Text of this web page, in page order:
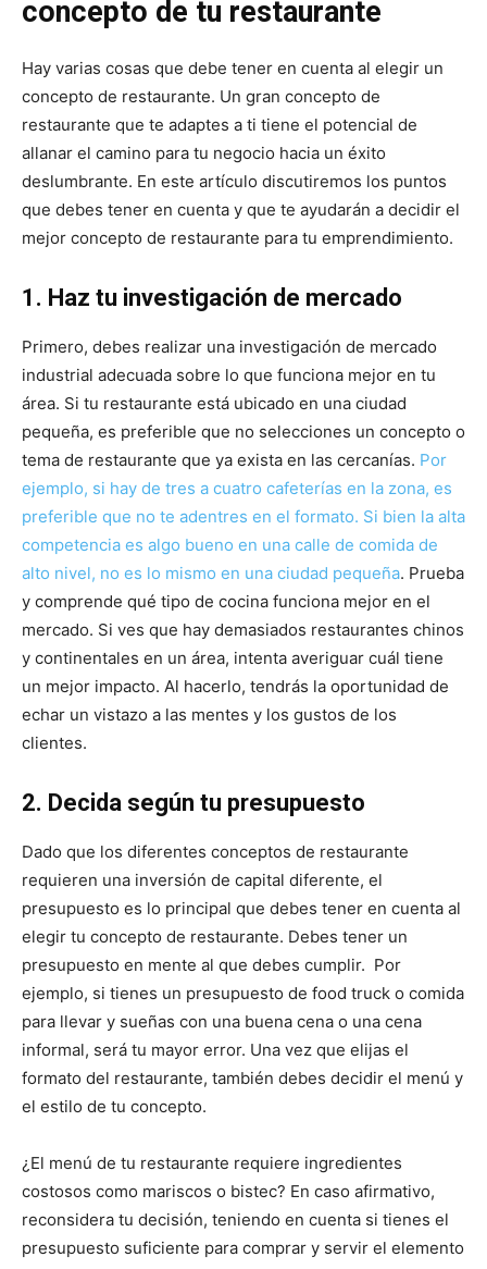
concepto de tu restaurante
Hay varias cosas que debe tener en cuenta al elegir un
concepto de restaurante. Un gran concepto de
restaurante que te adaptes a ti tiene el potencial de
allanar el camino para tu negocio hacia un éxito
deslumbrante. En este artículo discutiremos los puntos
que debes tener en cuenta y que te ayudarán a decidir el
mejor concepto de restaurante para tu emprendimiento.
1. Haz tu investigación de mercado
Primero, debes realizar una investigación de mercado
industrial adecuada sobre lo que funciona mejor en tu
área. Si tu restaurante está ubicado en una ciudad
pequeña, es preferible que no selecciones un concepto o
tema de restaurante que ya exista en las cercanías. Por
ejemplo, si hay de tres a cuatro cafeterías en la zona, es
preferible que no te adentres en el formato. Si bien la alta
competencia es algo bueno en una calle de comida de
alto nivel, no es lo mismo en una ciudad pequeña. Prueba
y comprende qué tipo de cocina funciona mejor en el
mercado. Si ves que hay demasiados restaurantes chinos
y continentales en un área, intenta averiguar cuál tiene
un mejor impacto. Al hacerlo, tendrás la oportunidad de
echar un vistazo a las mentes y los gustos de los
clientes.
2. Decida según tu presupuesto
Dado que los diferentes conceptos de restaurante
requieren una inversión de capital diferente, el
presupuesto es lo principal que debes tener en cuenta al
elegir tu concepto de restaurante. Debes tener un
presupuesto en mente al que debes cumplir. Por
ejemplo, si tienes un presupuesto de food truck o comida
para llevar y sueñas con una buena cena o una cena
informal, será tu mayor error. Una vez que elijas el
formato del restaurante, también debes decidir el menú y
el estilo de tu concepto.
¿El menú de tu restaurante requiere ingredientes
costosos como mariscos o bistec? En caso afirmativo,
reconsidera tu decisión, teniendo en cuenta si tienes el
presupuesto suficiente para comprar y servir el elemento